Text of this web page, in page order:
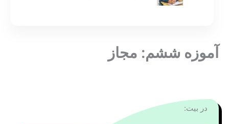
آموزه ششم: مجاز
در بیت: